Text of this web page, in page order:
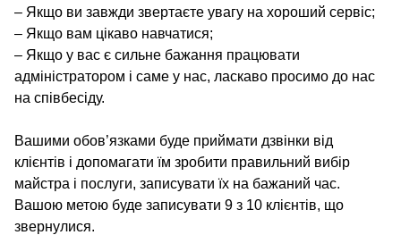
– Якщо ви завжди звертаєте увагу на хороший сервіс;
– Якщо вам цікаво навчатися;
– Якщо у вас є сильне бажання працювати
адміністратором і саме у нас, ласкаво просимо до нас
на співбесіду.
Вашими обов’язками буде приймати дзвінки від
клієнтів і допомагати їм зробити правильний вибір
майстра і послуги, записувати їх на бажаний час.
Вашою метою буде записувати 9 з 10 клієнтів, що
звернулися.